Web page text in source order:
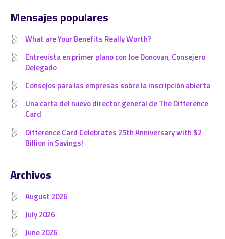
Mensajes populares
What are Your Benefits Really Worth?
Entrevista en primer plano con Joe Donovan, Consejero
Delegado
Consejos para las empresas sobre la inscripción abierta
Una carta del nuevo director general de The Difference
Card
Difference Card Celebrates 25th Anniversary with $2
Billion in Savings!
Archivos
August 2026
July 2026
June 2026